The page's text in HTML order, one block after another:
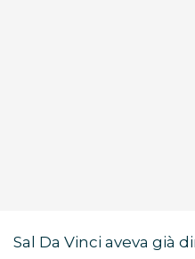
Sal Da Vinci aveva già